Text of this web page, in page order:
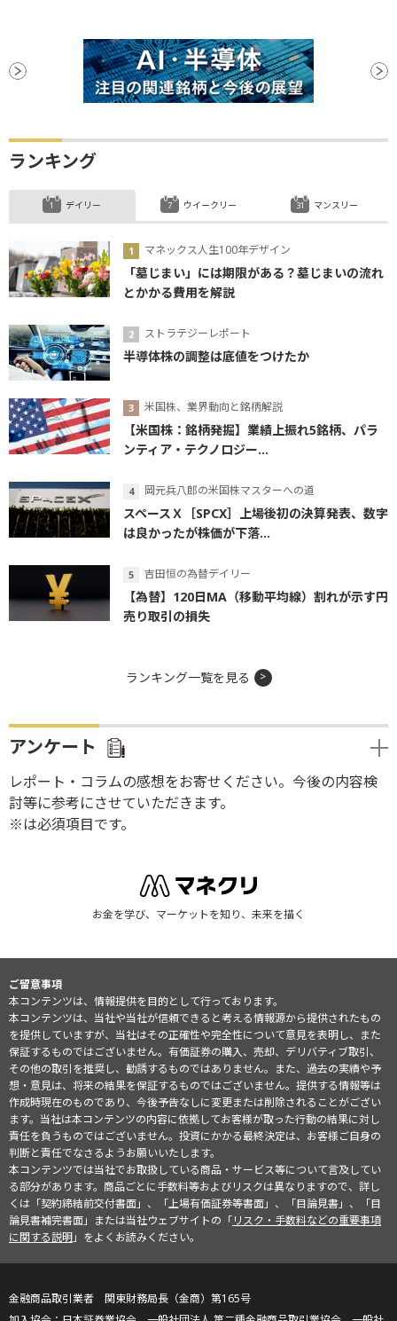
ランキング
デイリー
マネックス人生100年デザイン
「墓じまい」には期限がある？墓じまいの流れ
とかかる費用を解説
ストラテジーレポート
半導体株の調整は底値をつけたか
米国株、業界動向と銘柄解説
【米国株：銘柄発掘】業績上振れ5銘柄、パラ
ンティア・テクノロジー...
岡元兵八郎の米国株マスターへの道
スペースＸ［SPCX］上場後初の決算発表、数字
は良かったが株価が下落...
吉田恒の為替デイリー
【為替】120日MA（移動平均線）割れが示す円
売り取引の損失
ウイークリー マンスリー
ランキング一覧を見る
アンケート
レポート・コラムの感想をお寄せください。今後の内容検
討等に参考にさせていただきます。
※は必須項目です。
お金を学び、マーケットを知り、未来を描く
ご留意事項
本コンテンツは、情報提供を目的として行っております。
本コンテンツは、当社や当社が信頼できると考える情報源から提供されたもの
を提供していますが、当社はその正確性や完全性について意見を表明し、また
保証するものではございません。有価証券の購入、売却、デリバティブ取引、
その他の取引を推奨し、勧誘するものではありません。また、過去の実績や予
想・意見は、将来の結果を保証するものではございません。提供する情報等は
作成時現在のものであり、今後予告なしに変更または削除されることがござい
ます。当社は本コンテンツの内容に依拠してお客様が取った行動の結果に対し
責任を負うものではございません。投資にかかる最終決定は、お客様ご自身の
判断と責任でなさるようお願いいたします。
本コンテンツでは当社でお取扱している商品・サービス等について言及してい
る部分があります。商品ごとに手数料等およびリスクは異なりますので、詳し
くは「契約締結前交付書面」、「上場有価証券等書面」、「目論見書」、「目
論見書補完書面」または当社ウェブサイトの「リスク・手数料などの重要事項
に関する説明」をよくお読みください。
金融商品取引業者 関東財務局長（金商）第165号